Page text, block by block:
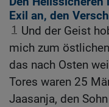
Exil an, den
1
Und der Geist
mich zum
das nach Osten
Tores waren 25
Jaasanja, den